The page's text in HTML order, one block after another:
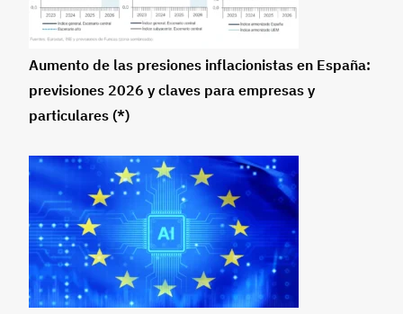
Aumento de las presiones inflacionistas en España:
previsiones 2026 y claves para empresas y
particulares (*)